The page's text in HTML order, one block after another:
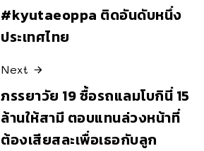
#kyutaeoppa ติดอันดับหนึ่ง
ประเทศไทย
Next
ภรรยาวัย 19 ซื้อรถแลมโบกินี่ 15
ล้านให้สามี ตอบแทนล่วงหน้าที่
ต้องเสียสละเพื่อเธอกับลูก